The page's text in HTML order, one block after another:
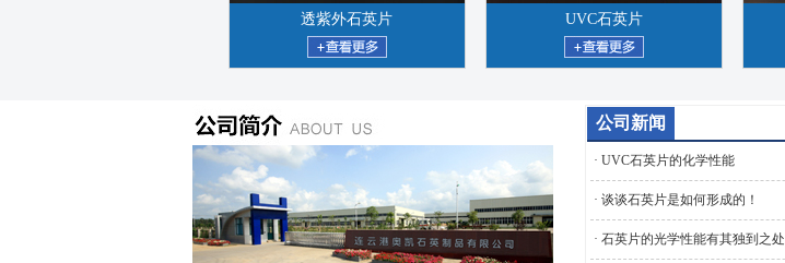
透紫外石英片 UVC石英片
公司新闻
· UVC石英片的化学性能
· 谈谈石英片是如何形成的！
· 石英片的光学性能有其独到之处